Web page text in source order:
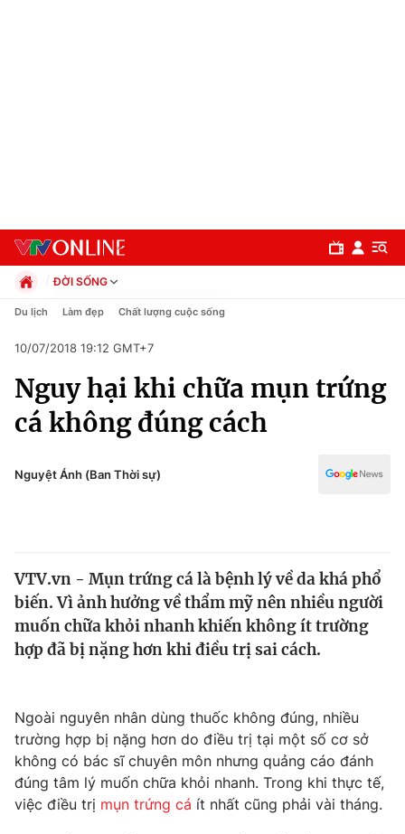
Chuyên mục
Chính trị
Thế giới
Tin tức
Câu chuyện quốc tế
Tài chính
Thị trường
Góc doanh nghiệp
Dữ liệu và đời sống
Truyền hình
Phim VTV
ĐỜI SỐNG
Chính trị
Pháp luật
Kinh tế
Thể thao
Truyền hình
Y tế
Du lịch Làm đẹp Chất lượng cuộc sống
10/07/2018 19:12 GMT+7
Nguy hại khi chữa mụn trứng
cá không đúng cách
Nguyệt Ánh (Ban Thời sự)
VTV.vn - Mụn trứng cá là bệnh lý về da khá phổ
biến. Vì ảnh hưởng về thẩm mỹ nên nhiều người
muốn chữa khỏi nhanh khiến không ít trường
hợp đã bị nặng hơn khi điều trị sai cách.
Ngoài nguyên nhân dùng thuốc không đúng, nhiều
trường hợp bị nặng hơn do điều trị tại một số cơ sở
không có bác sĩ chuyên môn nhưng quảng cáo đánh
đúng tâm lý muốn chữa khỏi nhanh. Trong khi thực tế,
việc điều trị mụn trứng cá ít nhất cũng phải vài tháng.